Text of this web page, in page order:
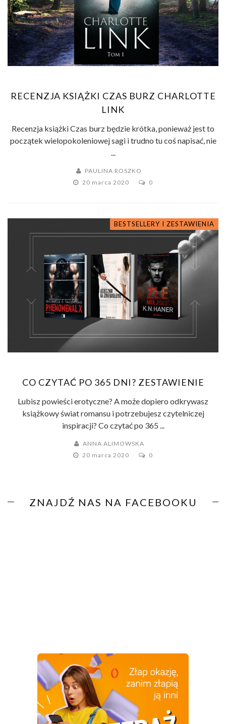
RECENZJA KSIĄŻKI CZAS BURZ CHARLOTTE
LINK
Recenzja książki Czas burz będzie krótka, ponieważ jest to
początek wielopokoleniowej sagi i trudno tu coś napisać, nie
...
PAULINA ROSZKO
20 marca 2020
0
BESTSELLERY I ZESTAWIENIA
CO CZYTAĆ PO 365 DNI? ZESTAWIENIE
Lubisz powieści erotyczne? A może dopiero odkrywasz
książkowy świat romansu i potrzebujesz czytelniczej
inspiracji? Co czytać po 365 ...
ANNA ALIMOWSKA
20 marca 2020
0
ZNAJDŹ NAS NA FACEBOOKU